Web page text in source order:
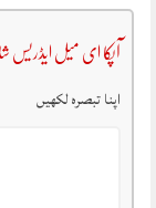
آپکا ای میل ایڈریس
اپنا تبصرہ لکھیں